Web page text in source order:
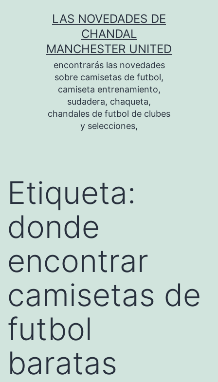
LAS NOVEDADES DE
CHANDAL
MANCHESTER UNITED
encontrarás las novedades
sobre camisetas de futbol,
camiseta entrenamiento,
sudadera, chaqueta,
chandales de futbol de clubes
y selecciones,
Etiqueta:
donde
encontrar
camisetas de
futbol
baratas